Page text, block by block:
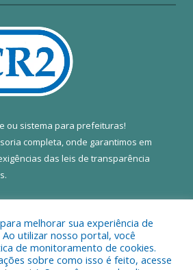
ou sistema para prefeituras!
completa, onde garantimos em
das leis de transparência
melhorar sua experiência de
utilizar nosso portal, você
de monitoramento de cookies.
sobre como isso é feito, acesse